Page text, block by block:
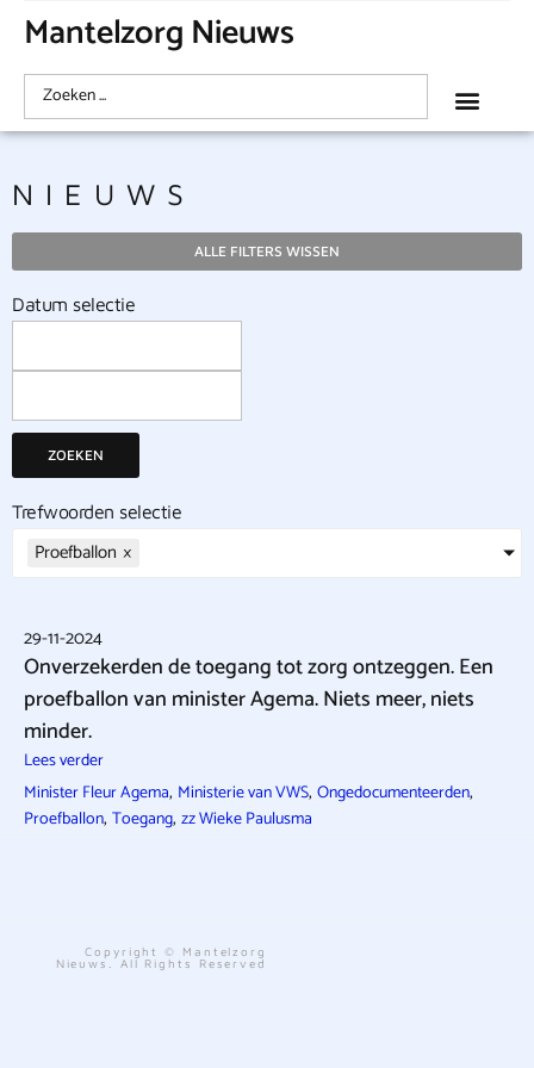
Mantelzorg Nieuws
NIEUWS
ALLE FILTERS WISSEN
Datum selectie
ZOEKEN
Trefwoorden selectie
Proefballon ×
29-11-2024
Onverzekerden de toegang tot zorg ontzeggen. Een
proefballon van minister Agema. Niets meer, niets
minder.
Lees verder
Minister Fleur Agema, Ministerie van VWS, Ongedocumenteerden,
Proefballon, Toegang, zz Wieke Paulusma
Copyright © Mantelzorg
Nieuws. All Rights Reserved